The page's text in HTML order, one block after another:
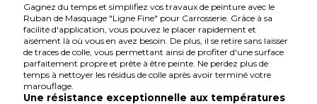
Gagnez du temps et simplifiez vos travaux de peinture avec le
Ruban de Masquage "Ligne Fine" pour Carrosserie. Grâce à sa
facilité d'application, vous pouvez le placer rapidement et
aisément là où vous en avez besoin. De plus, il se retire sans laisser
de traces de colle, vous permettant ainsi de profiter d'une surface
parfaitement propre et prête à être peinte. Ne perdez plus de
temps à nettoyer les résidus de colle après avoir terminé votre
marouflage.
Une résistance exceptionnelle aux températures